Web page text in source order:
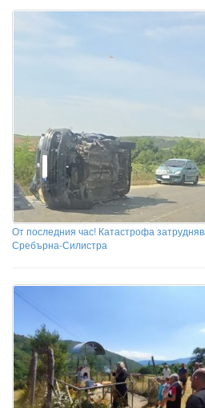
От последния час! Катастрофа
Сребърна-Силистра